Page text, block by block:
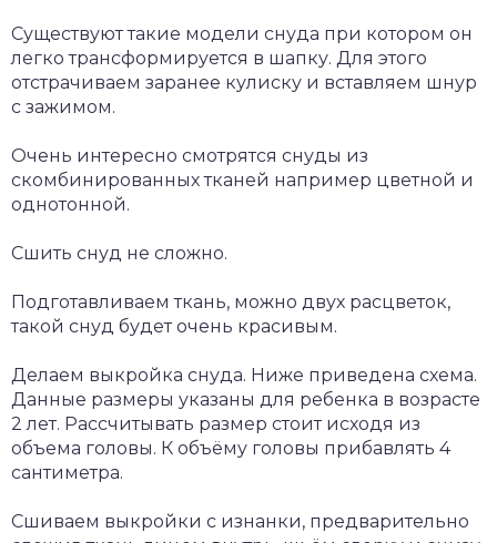
Существуют такие модели снуда при котором он
легко трансформируется в шапку. Для этого
отстрачиваем заранее кулиску и вставляем шнур
с зажимом.
Очень интересно смотрятся снуды из
скомбинированных тканей например цветной и
однотонной.
Сшить снуд не сложно.
Подготавливаем ткань, можно двух расцветок,
такой снуд будет очень красивым.
Делаем выкройка снуда. Ниже приведена схема.
Данные размеры указаны для ребенка в возрасте
2 лет. Рассчитывать размер стоит исходя из
объема головы. К объёму головы прибавлять 4
сантиметра.
Сшиваем выкройки с изнанки, предварительно